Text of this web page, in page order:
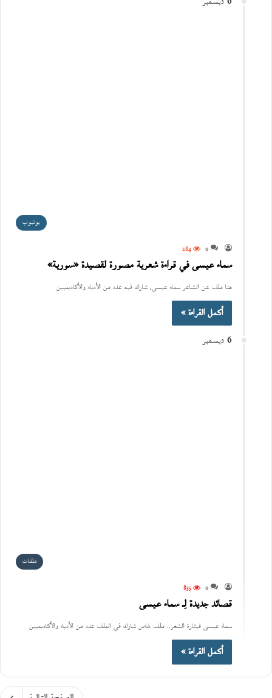
يوتيوب
0
284
سماء عيسى في قراءة شعرية مصورة لقصيدة «سورية»
هنا ملف عن الشاعر سماء عيسى، شارك فيه عدد من الأدباء والأكاديميين
أكمل القراءة »
6 ديسمبر
ملفات
0
835
قصائد جديدة لِـ سماء عيسى
سماء عيسى قيثارة الشعر.. ملف خاص شارك في الملف عدد من الأدباء والأكاديميين
أكمل القراءة »